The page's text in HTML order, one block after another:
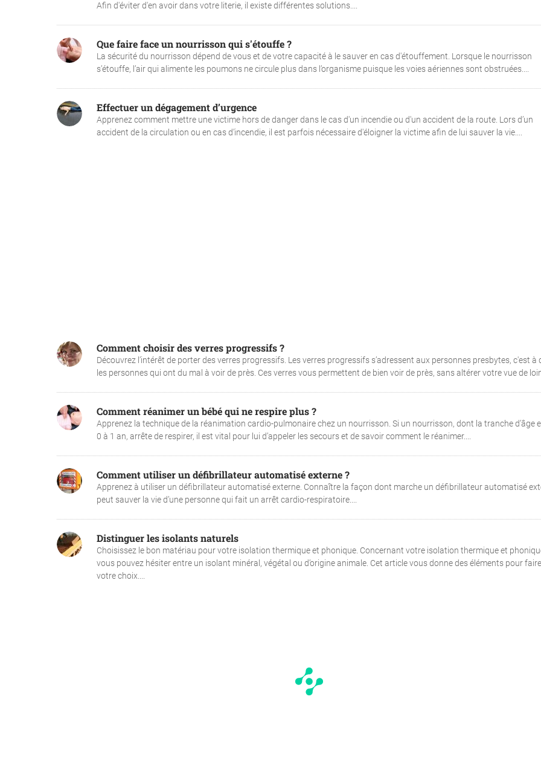
Afin d'éviter d'en avoir dans votre literie, il existe différentes solutions....
Que faire face un nourrisson qui s'étouffe ?
La sécurité du nourrisson dépend de vous et de votre capacité à le sauver en cas d'étouffement. Lorsque le nourrisson
s’étouffe, l’air qui alimente les poumons ne circule plus dans l’organisme puisque les voies aériennes sont obstruées....
Effectuer un dégagement d’urgence
Apprenez comment mettre une victime hors de danger dans le cas d'un incendie ou d'un accident de la route. Lors d’un
accident de la circulation ou en cas d’incendie, il est parfois nécessaire d'éloigner la victime afin de lui sauver la vie....
Comment choisir des verres progressifs ?
Découvrez l’intérêt de porter des verres progressifs. Les verres progressifs s’adressent aux personnes presbytes, c'est à
les personnes qui ont du mal à voir de près. Ces verres vous permettent de bien voir de près, sans altérer votre vue de
Comment réanimer un bébé qui ne respire plus ?
Apprenez la technique de la réanimation cardio-pulmonaire chez un nourrisson. Si un nourrisson, dont la tranche d’âge
0 à 1 an, arrête de respirer, il est vital pour lui d’appeler les secours et de savoir comment le réanimer....
Comment utiliser un défibrillateur automatisé externe ?
Apprenez à utiliser un défibrillateur automatisé externe. Connaître la façon dont marche un défibrillateur automatisé
peut sauver la vie d’une personne qui fait un arrêt cardio-respiratoire....
Distinguer les isolants naturels
Choisissez le bon matériau pour votre isolation thermique et phonique. Concernant votre isolation thermique et
vous pouvez hésiter entre un isolant minéral, végétal ou d’origine animale. Cet article vous donne des éléments pour faire
votre choix....